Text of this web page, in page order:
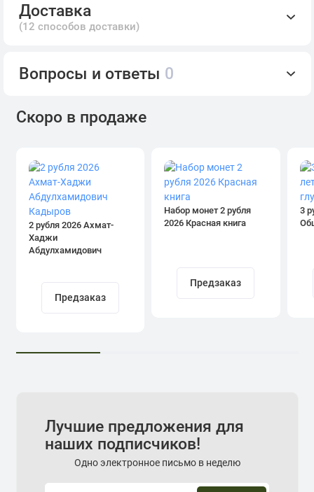
Доставка
(12 способов доставки)
Вопросы и ответы 0
Скоро в продаже
2 рубля 2026 Ахмат-
Хаджи
Абдулхамидович
Предзаказ
Набор монет 2 рубля
2026 Красная книга
Предзаказ
3
Лучшие предложения для
наших подписчиков!
Одно электронное письмо в неделю